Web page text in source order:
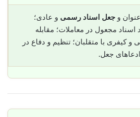
و جعل اسناد رسمی و عادی؛
اسناد مجعول در معاملات؛ مقابله
و کیفری با متقلبان؛ تنظیم و دفاع در
ادعاهای جعل.